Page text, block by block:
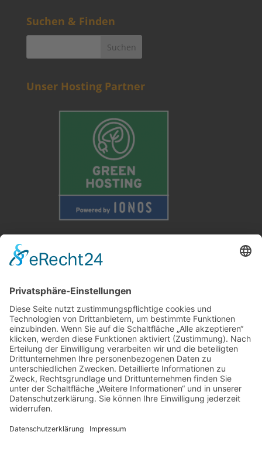
Suchen & Finden
Unser Hosting Partner
Weitere Informationen
Kontakt
Newsletter
FAQ
Schlagworte
Datenschutz
Impressum